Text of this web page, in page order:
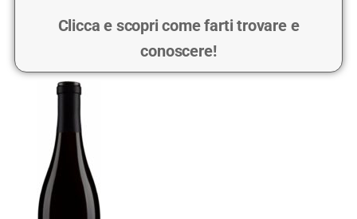
Clicca e scopri come farti trovare e
conoscere!